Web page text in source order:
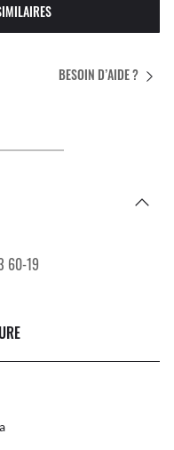
BESOIN D’AIDE ?
60-19